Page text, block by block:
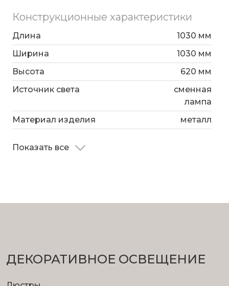
Конструкционные характеристики
Длина
1030 мм
Ширина
1030 мм
Высота
620 мм
Источник света
сменная
лампа
Материал изделия
металл
Показать все
ДЕКОРАТИВНОЕ ОСВЕЩЕНИЕ